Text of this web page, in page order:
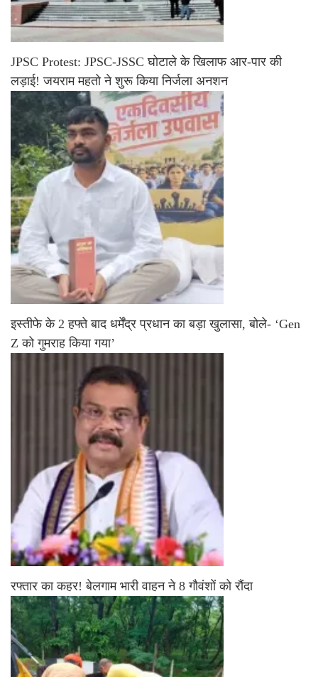
JPSC Protest: JPSC-JSSC घोटाले के खिलाफ आर-पार की
लड़ाई! जयराम महतो ने शुरू किया निर्जला अनशन
इस्तीफे के 2 हफ्ते बाद धर्मेंद्र प्रधान का बड़ा खुलासा, बोले- ‘Gen
Z को गुमराह किया गया’
रफ्तार का कहर! बेलगाम भारी वाहन ने 8 गौवंशों को रौंदा